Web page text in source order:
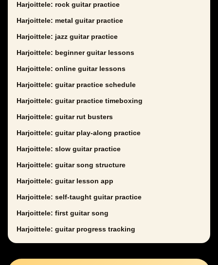
Harjoittele: rock guitar practice
Harjoittele: metal guitar practice
Harjoittele: jazz guitar practice
Harjoittele: beginner guitar lessons
Harjoittele: online guitar lessons
Harjoittele: guitar practice schedule
Harjoittele: guitar practice timeboxing
Harjoittele: guitar rut busters
Harjoittele: guitar play-along practice
Harjoittele: slow guitar practice
Harjoittele: guitar song structure
Harjoittele: guitar lesson app
Harjoittele: self-taught guitar practice
Harjoittele: first guitar song
Harjoittele: guitar progress tracking